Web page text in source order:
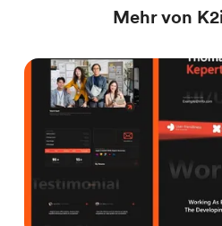
Mehr von